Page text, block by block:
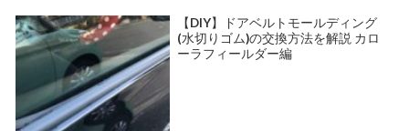
【DIY】ドアベルトモールディング
(水切りゴム)の交換方法を解説 カロ
ーラフィールダー編